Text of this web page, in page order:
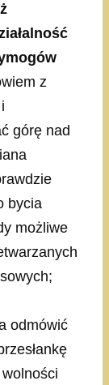
z
górę nad
bycia
możliwe
odmówić